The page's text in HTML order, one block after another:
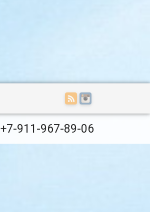
+7-911-967-89-06